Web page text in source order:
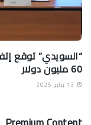
“السويدي” توقع
60 مليون دولار